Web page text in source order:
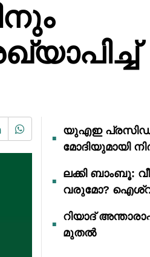
യുഎഇ
മോദിയുമായി
ലക്കി ബാംബൂ:
വരുമോ?
റിയാദ്
മുതൽ